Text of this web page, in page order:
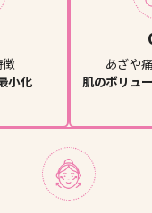
徴
小化
あざや
肌のボリュ